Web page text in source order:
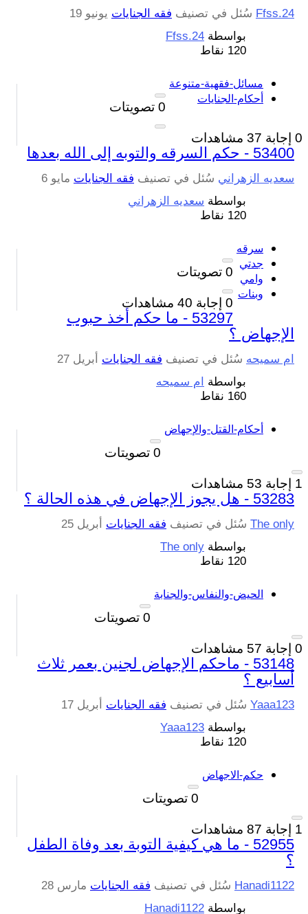
Ffss.24 سُئل في تصنيف فقه الجنايات يونيو 19
بواسطة Ffss.24
120 نقاط
مسائل-فقهية-متنوعة
أحكام-الجنايات
0 تصويتات
0 إجابة 37 مشاهدات
53400 - حكم السرقه والتوبه إلى الله بعدها
سعديه الزهراني سُئل في تصنيف فقه الجنايات مايو 6
بواسطة سعديه الزهراني
120 نقاط
سرقه
جدتي
وامي
وبنات
0 تصويتات
0 إجابة 40 مشاهدات
53297 - ما حكم أخذ حبوب
الإجهاض ؟
ام سميحه سُئل في تصنيف فقه الجنايات
أبريل 27
بواسطة
ام سميحه
160 نقاط
أحكام-القتل-والإجهاض
0 تصويتات
1 إجابة 53 مشاهدات
53283 - هل يجوز الإجهاض في هذه الحالة ؟
The only سُئل في تصنيف فقه الجنايات
أبريل 25
بواسطة The only
120 نقاط
الحيض-والنفاس-والجنابة
0 تصويتات
0 إجابة 57 مشاهدات
53148 - ماحكم الإجهاض لجنين بعمر ثلاث
أسابيع ؟
Yaaa123 سُئل في تصنيف فقه الجنايات
أبريل 17
بواسطة Yaaa123
120 نقاط
حكم-الاجهاض
0 تصويتات
1 إجابة 87 مشاهدات
52955 - ما هي كيفية التوبة بعد وفاة الطفل
؟
Hanadi1122 سُئل في تصنيف فقه الجنايات مارس 28
بواسطة Hanadi1122